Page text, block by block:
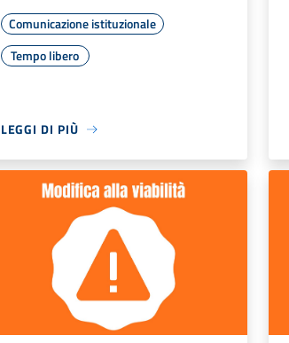
Comunicazione istituzionale
Tempo libero
LEGGI DI PIÙ